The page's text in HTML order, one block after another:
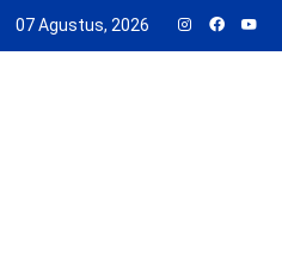
07 Agustus, 2026